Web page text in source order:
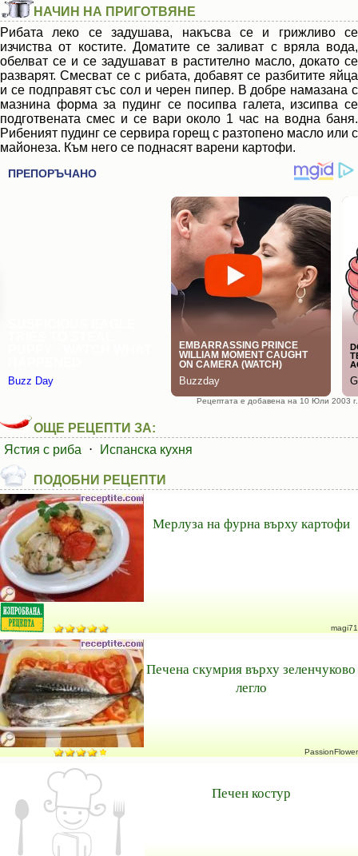
НАЧИН НА ПРИГОТВЯНЕ
Рибата леко се задушава, накъсва се и грижливо се
изчиства от костите. Доматите се заливат с вряла вода,
обелват се и се задушават в растително масло, докато се
разварят. Смесват се с рибата, добавят се разбитите яйца
и се подправят със сол и черен пипер. В добре намазана с
мазнина форма за пудинг се посипва галета, изсипва се
подготвената смес и се вари около 1 час на водна баня.
Рибеният пудинг се сервира горещ с разтопено масло или с
майонеза. Към него се поднасят варени картофи.
Рецептата е добавена на 10 Юли 2003 г.
ОЩЕ РЕЦЕПТИ ЗА:
Ястия с риба
⋅ Испанска кухня
ПОДОБНИ РЕЦЕПТИ
Мерлуза на фурна върху картофи
magi71
Печена скумрия върху зеленчуково
легло
PassionFlower
Печен костур